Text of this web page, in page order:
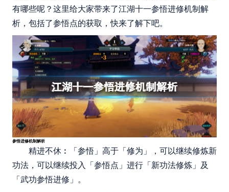
有哪些呢？这里给大家带来了江湖十一参悟进修机制解
析，包括了参悟点的获取，快来了解下吧。
参悟进修机制解析
精进不休︰「参悟」高于「修为」，可以继续修炼新
功法，可以继续投入「参悟点」进行「新功法修炼」及
「武功参悟进修」。